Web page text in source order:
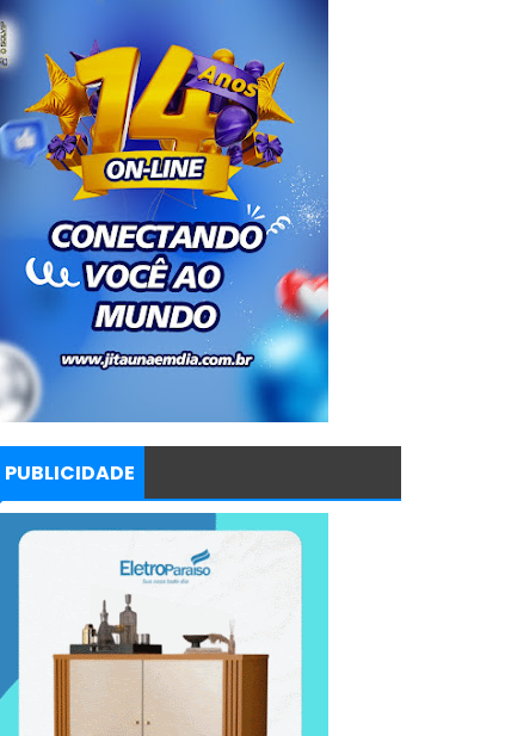
PUBLICIDADE